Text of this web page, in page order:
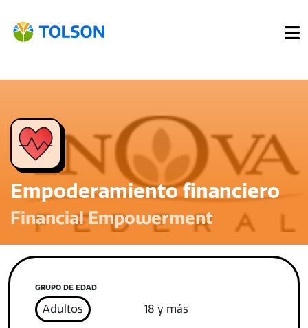
Empoderamiento financiero
Financial Empowerment
GRUPO DE EDAD
Adultos 18 y más